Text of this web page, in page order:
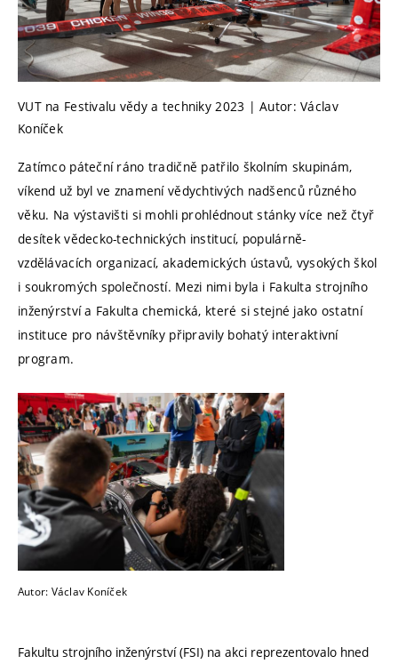
VUT na Festivalu vědy a techniky 2023 | Autor: Václav
Koníček
Zatímco páteční ráno tradičně patřilo školním skupinám,
víkend už byl ve znamení vědychtivých nadšenců různého
věku. Na výstavišti si mohli prohlédnout stánky více než čtyř
desítek vědecko-technických institucí, populárně-
vzdělávacích organizací, akademických ústavů, vysokých škol
i soukromých společností. Mezi nimi byla i Fakulta strojního
inženýrství a Fakulta chemická, které si stejné jako ostatní
instituce pro návštěvníky připravily bohatý interaktivní
program.
Autor: Václav Koníček
Fakultu strojního inženýrství (FSI) na akci reprezentovalo hned